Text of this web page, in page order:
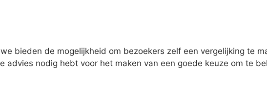
bieden de mogelijkheid om bezoekers zelf een vergelijking te
nodig hebt voor het maken van een goede keuze om te